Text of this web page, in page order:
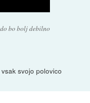
bo bolj debilno
svojo polovico